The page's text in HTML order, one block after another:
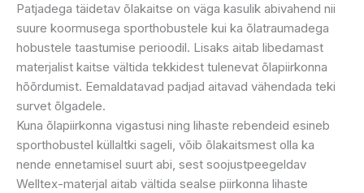
Patjadega täidetav õlakaitse on väga kasulik abivahend nii
suure koormusega sporthobustele kui ka õlatraumadega
hobustele taastumise perioodil. Lisaks aitab libedamast
materjalist kaitse vältida tekkidest tulenevat õlapiirkonna
hõõrdumist. Eemaldatavad padjad aitavad vähendada teki
survet õlgadele.
Kuna õlapiirkonna vigastusi ning lihaste rebendeid esineb
sporthobustel küllaltki sageli, võib õlakaitsmest olla ka
nende ennetamisel suurt abi, sest soojustpeegeldav
Welltex-materjal aitab vältida sealse piirkonna lihaste